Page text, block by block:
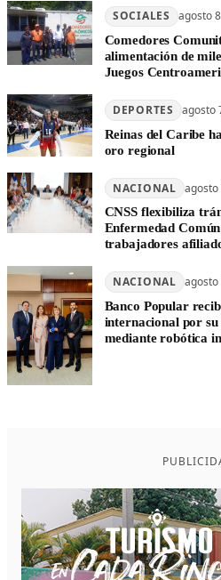
SOCIALES agosto
Comedores
alimentación de
Juegos
DEPORTES agosto
Reinas del Caribe
oro regional
NACIONAL agosto
CNSS flexibiliza
Enfermedad
trabajadores
NACIONAL agosto
Banco Popular
internacional por
mediante robótica